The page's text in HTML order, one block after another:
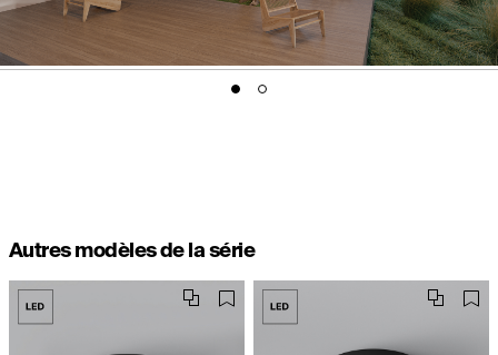
Autres modèles de la série